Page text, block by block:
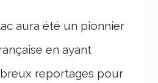
aura été un pionnier
en ayant
reportages pour